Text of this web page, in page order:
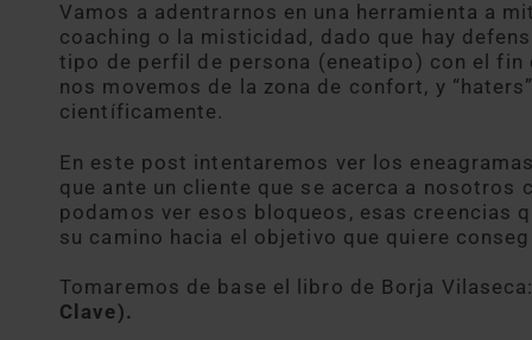
Vamos a adentrarnos en una herramienta a
coaching o la misticidad, dado que hay
tipo de perfil de persona (eneatipo) con el
nos movemos de la zona de confort, y
científicamente.
En este post intentaremos ver los
que ante un cliente que se acerca a nosotros
podamos ver esos bloqueos, esas creencias
su camino hacia el objetivo que quiere
Tomaremos de base el libro de Borja Vilaseca:
Clave).